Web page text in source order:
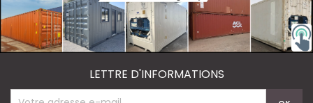
LETTRE D'INFORMATIONS